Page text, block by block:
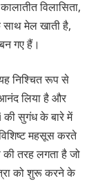
विलासिता,
मेल खाती है,
गए हैं।
निश्चित रूप से
लिया है और
सुगंध के बारे में
महसूस करते
तरह लगता है जो
को शुरू करने के